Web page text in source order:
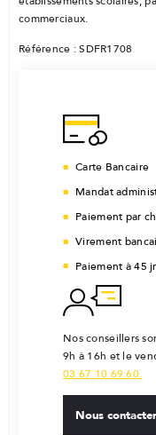
commerciaux.
Référence : SDFR1708
Carte Bancaire
Mandat
Paiement par
Virement
Paiement à 45
Nos conseillers
9h à 16h et le
03 67 10 69 60.
Nous contacter